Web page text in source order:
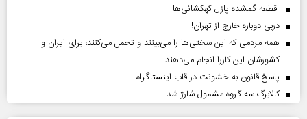
قطعه گمشده پازل کهکشانی‌ها
دربی دوباره خارج از تهران!
همه مردمی که این سختی‌ها را می‌بینند و تحمل می‌کنند، برای ایران و
کشورشان این کاررا انجام می‌دهند
پاسخ قانون به خشونت در قاب اینستاگرام
کالابرگ سه گروه مشمول شارژ شد